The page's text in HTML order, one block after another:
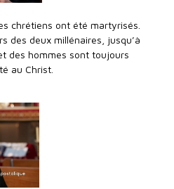
chrétiens ont été martyrisés.
des deux millénaires, jusqu’à
des hommes sont toujours
au Christ.